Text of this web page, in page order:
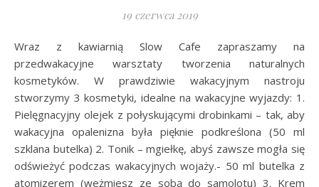
19 czerwca 2019
Wraz z kawiarnią Slow Cafe zapraszamy na
przedwakacyjne warsztaty tworzenia naturalnych
kosmetyków. W prawdziwie wakacyjnym nastroju
stworzymy 3 kosmetyki, idealne na wakacyjne wyjazdy: 1.
Pielęgnacyjny olejek z połyskującymi drobinkami – tak, aby
wakacyjna opalenizna była pięknie podkreślona (50 ml
szklana butelka) 2. Tonik – mgiełkę, abyś zawsze mogła się
odświeżyć podczas wakacyjnych wojaży.- 50 ml butelka z
atomizerem (weżmiesz ze sobą do samolotu) 3. Krem